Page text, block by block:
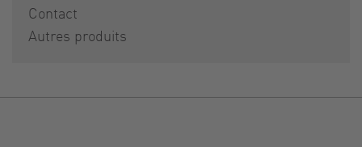
Contact
Autres produits